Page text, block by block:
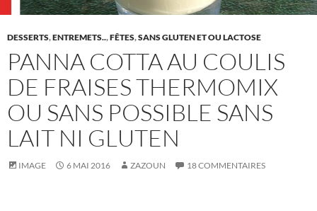
DESSERTS,ENTREMETS..,FÊTES,SANS GLUTEN ET OU LACTOSE
PANNA COTTA AU COULIS
DE FRAISES THERMOMIX
OU SANS POSSIBLE SANS
LAIT NI GLUTEN
IMAGE 6 MAI 2016 ZAZOUN 18 COMMENTAIRES